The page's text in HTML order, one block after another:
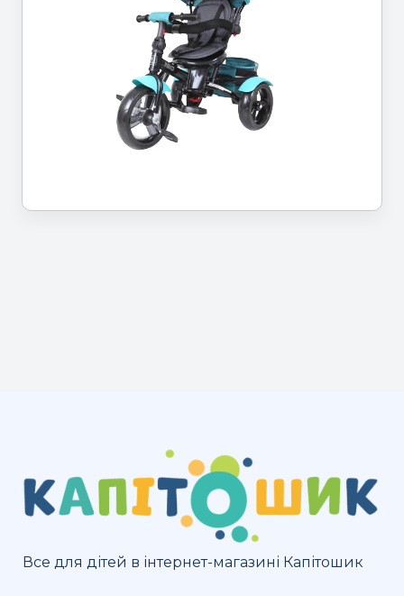
Все для дітей в інтернет-магазині Капітошик